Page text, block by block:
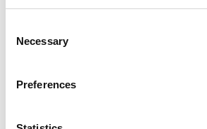
Selection
Necessary
Preferences